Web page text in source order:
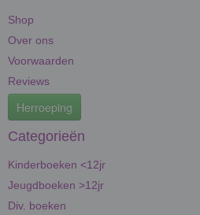
Shop
Over ons
Voorwaarden
Reviews
Herroeping
Categorieën
Kinderboeken <12jr
Jeugdboeken >12jr
Div. boeken